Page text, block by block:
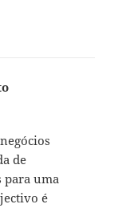
de
para uma
é